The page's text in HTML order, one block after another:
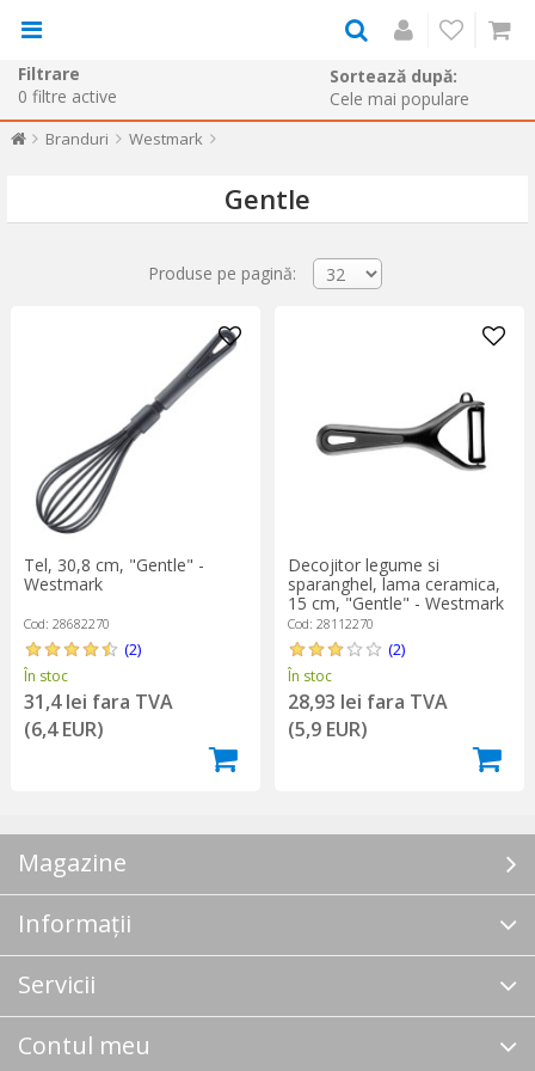
Filtrare
0 filtre active
Sortează după:
Branduri Westmark
Gentle
Produse pe pagină:
Tel, 30,8 cm, "Gentle" -
Westmark
Cod: 28682270
(2)
În stoc
31,4 lei fara TVA
(6,4 EUR)
Decojitor legume si
sparanghel, lama ceramica,
15 cm, "Gentle" - Westmark
Cod: 28112270
(2)
În stoc
28,93 lei fara TVA
(5,9 EUR)
Magazine
Informații
Servicii
Contul meu